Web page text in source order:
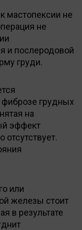
мастопексии не
не
и послеродовой
груди.
грудных
на
эффект
или
железы стоит
в результате